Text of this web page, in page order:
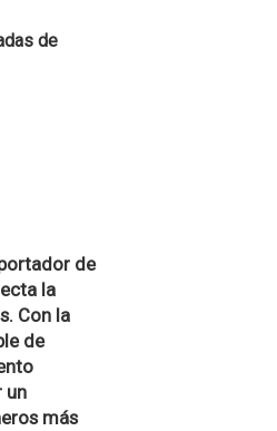
de
de
la
Con la
de
un
más